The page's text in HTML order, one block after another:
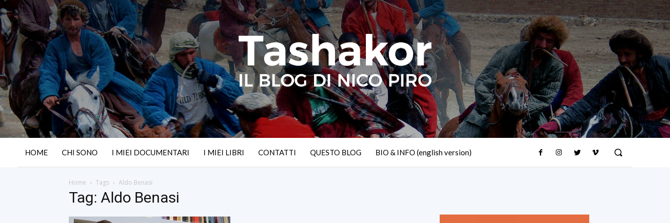
HOME CHI SONO I MIEI DOCUMENTARI I MIEI LIBRI CONTATTI QUESTO BLOG BIO & INFO (english version)
Home Tags Aldo Benasi
Tag: Aldo Benasi